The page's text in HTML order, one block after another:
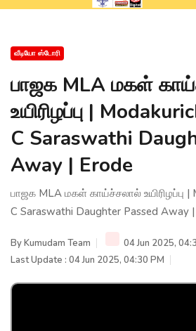
வீடியோ ஸ்டோரி
பாஜக MLA மகள்
உயிரிழப்பு |
C Saraswathi
Away | Erode
பாஜக MLA மகள் காய்ச்சலால் உயிரிழப்பு |
C Saraswathi Daughter Passed Away
ByKumudam Team
04 Jun 2025,
Last Update : 04 Jun 2025, 04:30 PM